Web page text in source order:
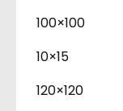
100×100
10×15
120×120